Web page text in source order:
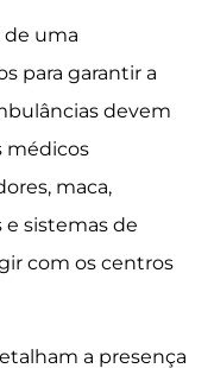
de uma
para garantir a
devem
médicos
maca,
sistemas de
com os centros
a presença